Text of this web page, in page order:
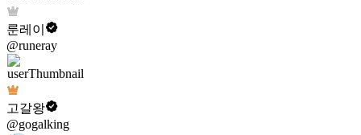
룬레이
@runeray
고갈왕
@gogalking